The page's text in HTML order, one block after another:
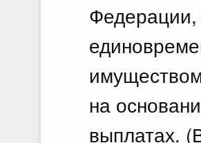
Федерации,
на
выплатах.